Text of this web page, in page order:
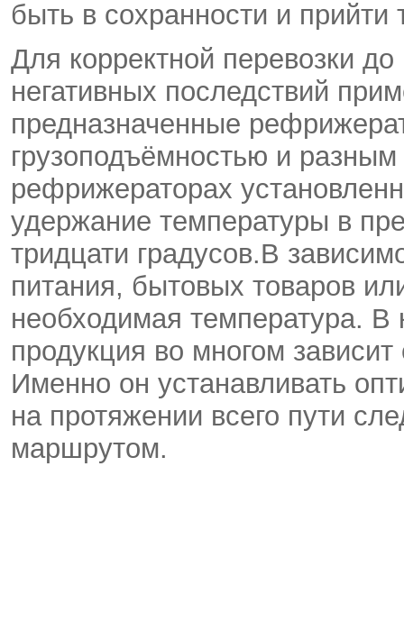
быть в сохранности и прийти
Для корректной перевозки
негативных последствий
предназначенные
грузоподъёмностью и
рефрижераторах
удержание температуры в
тридцати градусов.В
питания, бытовых товаров
необходимая температура. В
продукция во многом
Именно он устанавливать
на протяжении всего пути
маршрутом.